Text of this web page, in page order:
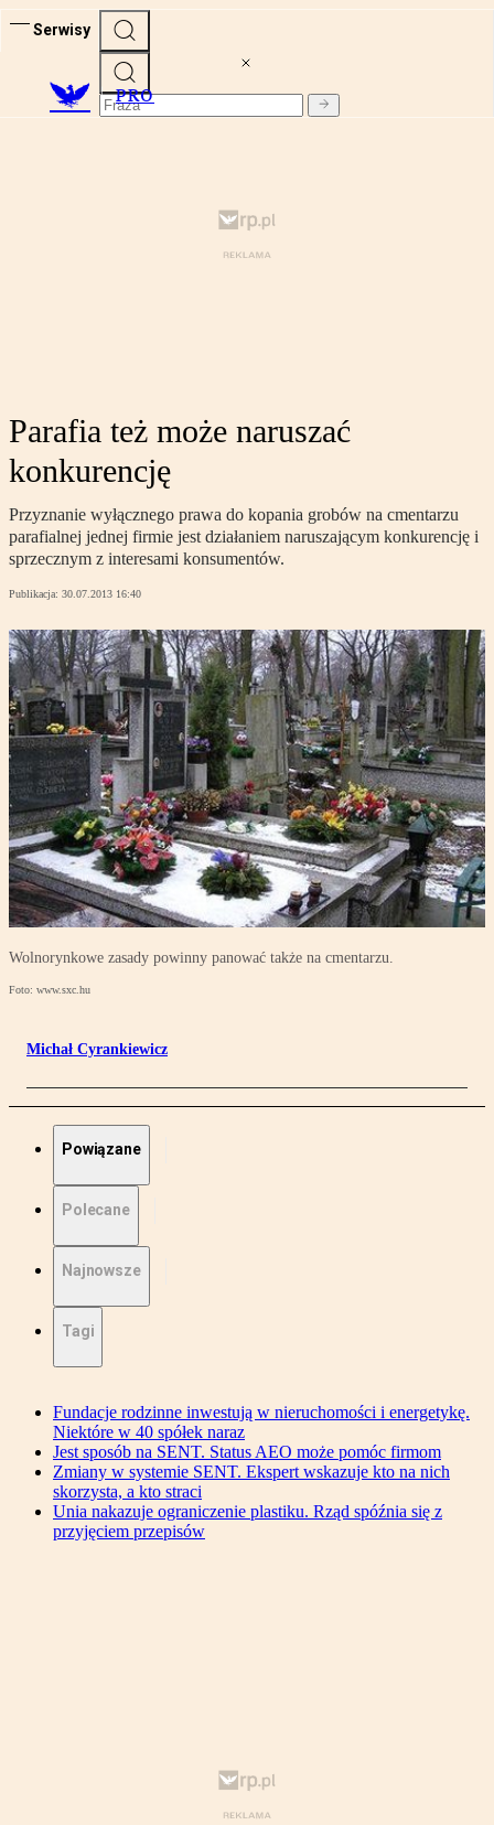
Serwisy
PRO
Parafia też może naruszać
konkurencję
Przyznanie wyłącznego prawa do kopania grobów na cmentarzu
parafialnej jednej firmie jest działaniem naruszającym konkurencję i
sprzecznym z interesami konsumentów.
Publikacja: 30.07.2013 16:40
Wolnorynkowe zasady powinny panować także na cmentarzu.
Foto: www.sxc.hu
Michał Cyrankiewicz
Powiązane
Polecane
Najnowsze
Tagi
Fundacje rodzinne inwestują w nieruchomości i energetykę.
Niektóre w 40 spółek naraz
Jest sposób na SENT. Status AEO może pomóc firmom
Zmiany w systemie SENT. Ekspert wskazuje kto na nich
skorzysta, a kto straci
Unia nakazuje ograniczenie plastiku. Rząd spóźnia się z
przyjęciem przepisów